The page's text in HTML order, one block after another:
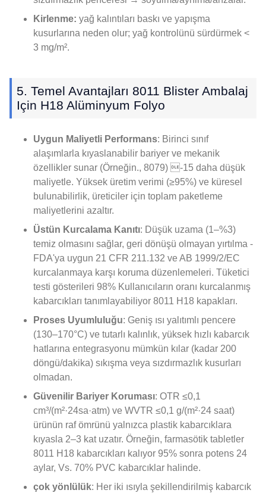
Kirlenme: yağ kalıntıları baskı ve yapışma
kusurlarına neden olur; yağ kontrolünü sürdürmek <
3 mg/m².
5. Temel Avantajları 8011 Blister Ambalaj
Için H18 Alüminyum Folyo
Uygun Maliyetli Performans: Birinci sınıf
alaşımlarla kıyaslanabilir bariyer ve mekanik
özellikler sunar (Örneğin., 8079) -15 daha düşük
maliyetle. Yüksek üretim verimi (≥95%) ve küresel
bulunabilirlik, üreticiler için toplam paketleme
maliyetlerini azaltır.
Üstün Kurcalama Kanıtı: Düşük uzama (1–%3)
temiz olmasını sağlar, geri dönüşü olmayan yırtılma -
FDA'ya uygun 21 CFR 211.132 ve AB 1999/2/EC
kurcalanmaya karşı koruma düzenlemeleri. Tüketici
testi gösterileri 98% Kullanıcıların oranı kurcalanmış
kabarcıkları tanımlayabiliyor 8011 H18 kapakları.
Proses Uyumluluğu: Geniş ısı yalıtımlı pencere
(130–170°C) ve tutarlı kalınlık, yüksek hızlı kabarcık
hatlarına entegrasyonu mümkün kılar (kadar 200
döngü/dakika) sıkışma veya sızdırmazlık kusurları
olmadan.
Güvenilir Bariyer Koruması: OTR ≤0,1
cm³/(m²·24sa·atm) ve WVTR ≤0,1 g/(m²·24 saat)
ürünün raf ömrünü yalnızca plastik kabarcıklara
kıyasla 2–3 kat uzatır. Örneğin, farmasötik tabletler
8011 H18 kabarcıkları kalıyor 95% sonra potens 24
aylar, Vs. 70% PVC kabarcıklar halinde.
çok yönlülük: Her iki ısıyla şekillendirilmiş kabarcık